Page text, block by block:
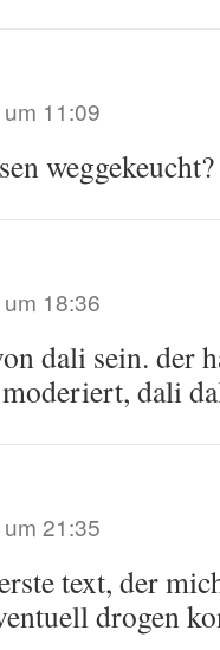
11:09
18:36
dali sein. der
dali
21:35
text, der
drogen